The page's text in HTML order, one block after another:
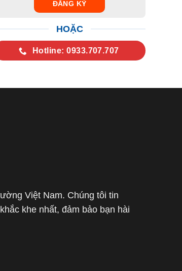
HOẶC
Hotline: 0933.707.707
Việt Nam. Chúng tôi tin
khe nhất, đảm bảo bạn hài